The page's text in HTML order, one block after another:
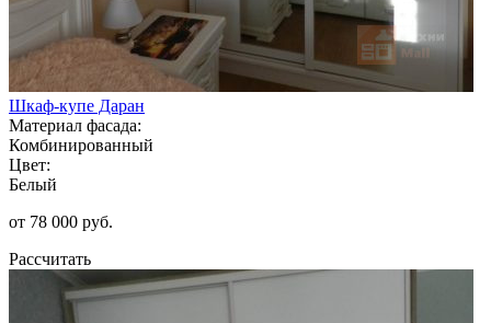
Шкаф-купе Даран
Материал фасада:
Комбинированный
Цвет:
Белый
от 78 000 руб.
Рассчитать